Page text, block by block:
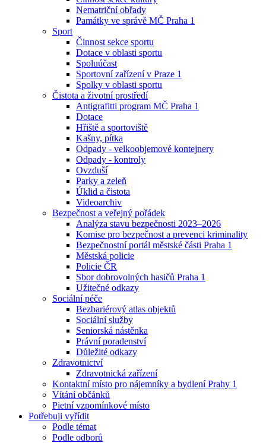
Nematriční obřady
Památky ve správě MČ Praha 1
Sport
Činnost sekce sportu
Dotace v oblasti sportu
Spoluúčast
Sportovní zařízení v Praze 1
Spolky v oblasti sportu
Čistota a životní prostředí
Antigrafitti program MČ Praha 1
Dotace
Hřiště a sportoviště
Kašny, pítka
Odpady - velkoobjemové kontejnery
Odpady - kontroly
Ovzduší
Parky a zeleň
Úklid a čistota
Videoarchiv
Bezpečnost a veřejný pořádek
Analýza stavu bezpečnosti 2023–2026
Komise pro bezpečnost a prevenci kriminality
Bezpečnostní portál městské části Praha 1
Městská policie
Policie ČR
Sbor dobrovolných hasičů Praha 1
Užitečné odkazy
Sociální péče
Bezbariérový atlas objektů
Sociální služby
Seniorská nástěnka
Právní poradenství
Důležité odkazy
Zdravotnictví
Zdravotnická zařízení
Kontaktní místo pro nájemníky a bydlení Prahy 1
Vítání občánků
Pietní vzpomínkové místo
Potřebuji vyřídit
Podle témat
Podle odborů